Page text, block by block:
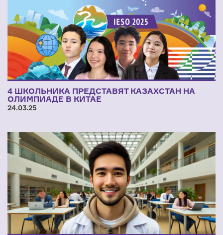
4 ШКОЛЬНИКА ПРЕДСТАВЯТ КАЗАХСТАН НА
ОЛИМПИАДЕ В КИТАЕ
24.03.25